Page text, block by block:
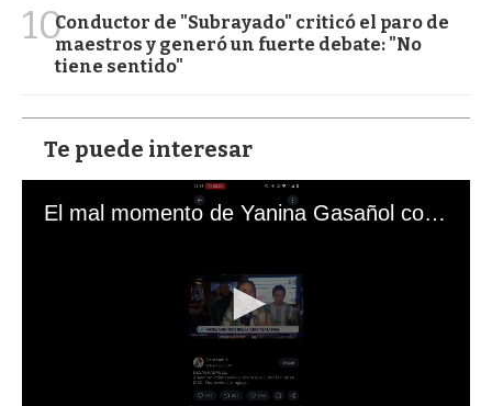
10Conductor de "Subrayado" criticó el paro de
maestros y generó un fuerte debate: "No
tiene sentido"
Te puede interesar
El mal momento de Yanina Gasañol con un hincha argentino en "Subrayado"